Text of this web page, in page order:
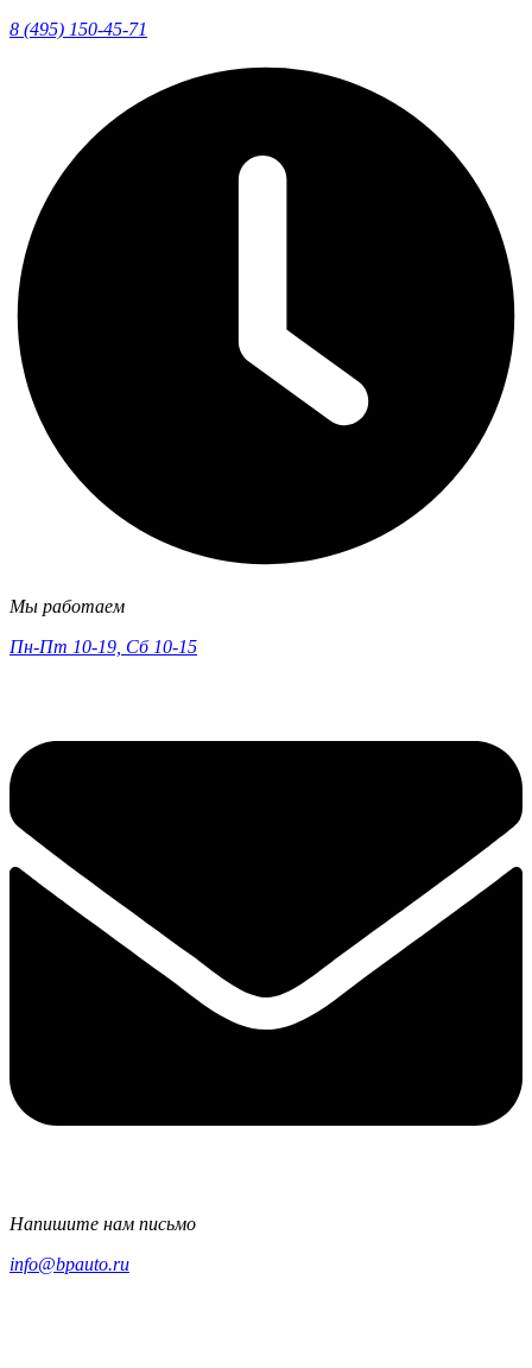
8 (495) 150-45-71
Мы работаем
Пн-Пт 10-19, Сб 10-15
Напишите нам письмо
info@bpauto.ru